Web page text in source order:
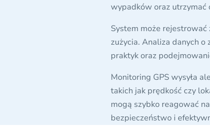
wypadków oraz
System może
zużycia. Analiza danych
praktyk oraz
Monitoring GPS wysyła
takich jak prędkość czy
mogą szybko reagować
bezpieczeństwo i